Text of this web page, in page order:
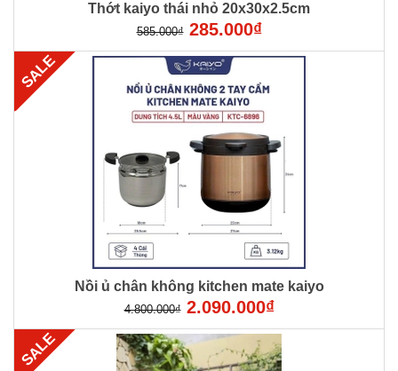
Thớt kaiyo thái nhỏ 20x30x2.5cm
585.000₫ 285.000₫
SALE
Nồi ủ chân không kitchen mate kaiyo
4.800.000₫ 2.090.000₫
SALE